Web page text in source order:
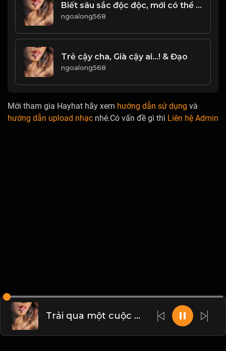
Biết sâu sắc độc độc, mới có thể hiểu được nhân sinh! Đạo
ngoalong568
Trẻ cậy cha, Già cậy ai...! & Đạo
ngoalong568
Mới tham gia Hayhat hãy xem hướng dẫn sử dụng và
hướng dẫn upload nhạc nhé.Có vấn đề gì thì Liên hệ Admin
Trải qua một cuộc bể dâu Những gì trông thấy mà đau đớn lòng & Đạo